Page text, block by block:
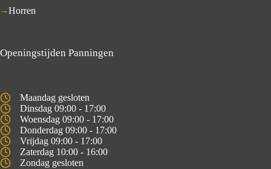
Horren
Openingstijden Panningen
Maandag gesloten
Dinsdag 09:00 - 17:00
Woensdag 09:00 - 17:00
Donderdag 09:00 - 17:00
Vrijdag 09:00 - 17:00
Zaterdag 10:00 - 16:00
Zondag gesloten